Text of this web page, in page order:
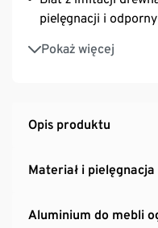
pielęgnacji i
Pokaż więcej
Konstrukcja
rdzę, trwała i łatwa
powierzchniach
Opis produktu
Materiał i pielęgnacja
Aluminium do mebli